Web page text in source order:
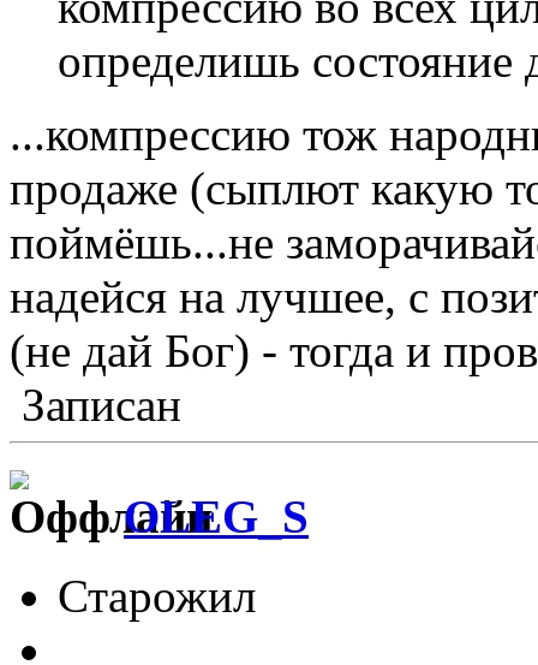
определишь
...компрессию тож
продаже (сыплют какую
поймёшь...не
надейся на лучшее, с
(не дай Бог) - тогда и
Записан
OLEG_S
Старожил